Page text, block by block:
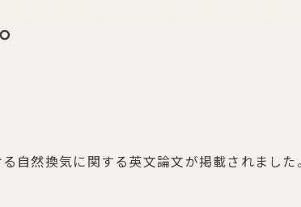
然換気に関する英文論文が掲載されました